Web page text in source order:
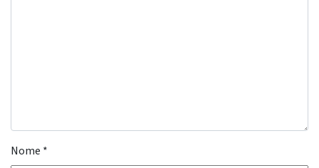
Nome *